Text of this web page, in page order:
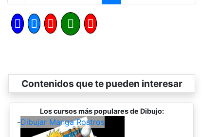
Contenidos que te pueden interesar
Los cursos más populares de Dibujo:
-Dibujar Manga Rostros